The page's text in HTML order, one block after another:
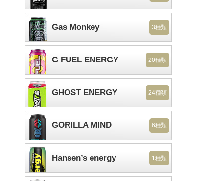
Gas Monkey 3種類
G FUEL ENERGY 20種類
GHOST ENERGY 24種類
GORILLA MIND 6種類
Hansen’s energy 1種類